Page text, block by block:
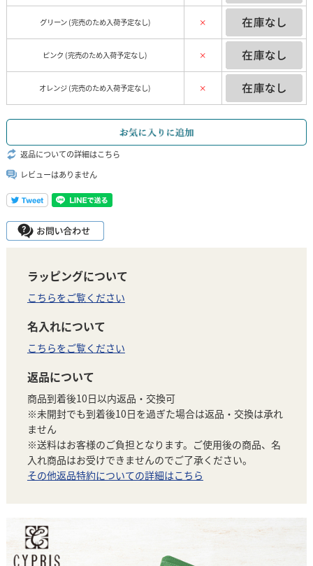
グリーン (完売のため入荷予定なし) ×
ピンク (完売のため入荷予定なし) ×
オレンジ (完売のため入荷予定なし) ×
返品についての詳細はこちら
レビューはありません
ラッピングについて
こちらをご覧ください
名入れについて
こちらをご覧ください
返品について
商品到着後10日以内返品・交換可
※未開封でも到着後10日を過ぎた場合は返品・交換は承れ
ません
※送料はお客様のご負担となります。ご使用後の商品、名
入れ商品はお受けできませんのでご了承ください。
その他返品特約についての詳細はこちら